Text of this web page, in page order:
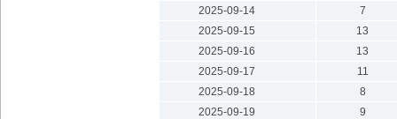
2025-09-14
7
2025-09-15
13
2025-09-16
13
2025-09-17
11
2025-09-18
8
2025-09-19
9